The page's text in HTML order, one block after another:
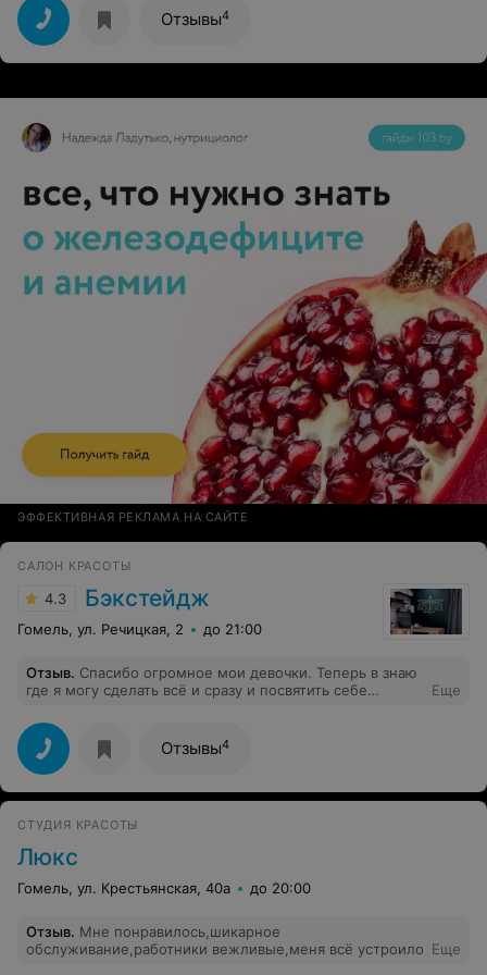
Отзывы4
ЭФФЕКТИВНАЯ РЕКЛАМА НА САЙТЕ
САЛОН КРАСОТЫ
4.3 Бэкстейдж
Гомель, ул. Речицкая, 2 до 21:00
Отзыв. Спасибо огромное мои девочки. Теперь в знаю
где я могу сделать всё и сразу и посвятить себе
довольна! И думаю скоро увидимся.
Еще
Отзывы4
СТУДИЯ КРАСОТЫ
Люкс
Гомель, ул. Крестьянская, 40а до 20:00
Отзыв. Мне понравилось,шикарное
обслуживание,работники вежливые,меня всё устроило Еще